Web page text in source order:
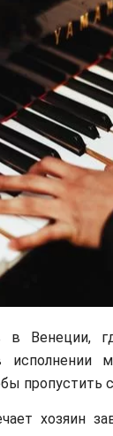
в Венеции,
пропустить
хозяин